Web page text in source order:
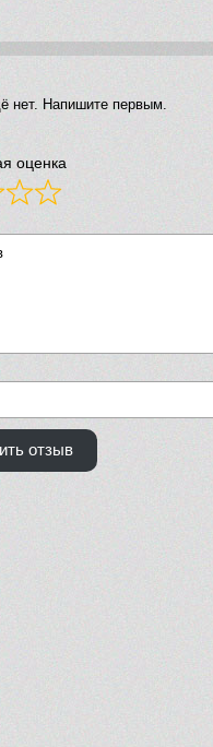
нет. Напишите первым.
оценка
отзыв